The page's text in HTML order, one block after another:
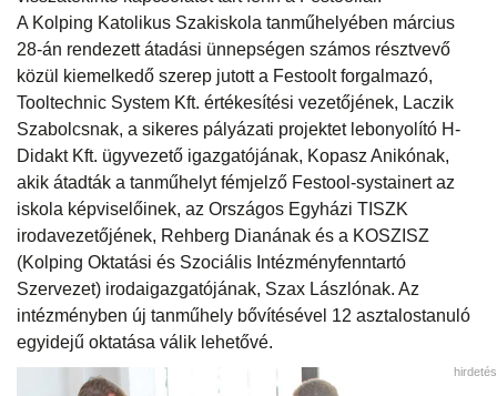
A Kolping Katolikus Szakiskola tanműhelyében március
28-án rendezett átadási ünnepségen számos résztvevő
közül kiemelkedő szerep jutott a Festoolt forgalmazó,
Tooltechnic System Kft. értékesítési vezetőjének, Laczik
Szabolcsnak, a sikeres pályázati projektet lebonyolító H-
Didakt Kft. ügyvezető igazgatójának, Kopasz Anikónak,
akik átadták a tanműhelyt fémjelző Festool-systainert az
iskola képviselőinek, az Országos Egyházi TISZK
irodavezetőjének, Rehberg Dianának és a KOSZISZ
(Kolping Oktatási és Szociális Intézményfenntartó
Szervezet) irodaigazgatójának, Szax Lászlónak. Az
intézményben új tanműhely bővítésével 12 asztalostanuló
egyidejű oktatása válik lehetővé.
hirdetés